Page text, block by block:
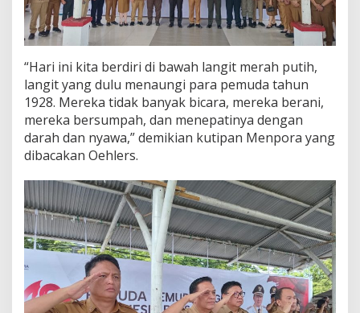
“Hari ini kita berdiri di bawah langit merah putih,
langit yang dulu menaungi para pemuda tahun
1928. Mereka tidak banyak bicara, mereka berani,
mereka bersumpah, dan menepatinya dengan
darah dan nyawa,” demikian kutipan Menpora yang
dibacakan Oehlers.